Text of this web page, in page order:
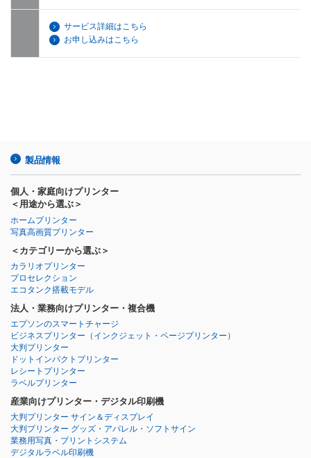
サービス詳細はこちら
お申し込みはこちら
製品情報
個人・家庭向けプリンター
＜用途から選ぶ＞
ホームプリンター
写真高画質プリンター
＜カテゴリーから選ぶ＞
カラリオプリンター
プロセレクション
エコタンク搭載モデル
法人・業務向けプリンター・複合機
エプソンのスマートチャージ
ビジネスプリンター （インクジェット・ページプリンター）
大判プリンター
ドットインパクトプリンター
レシートプリンター
ラベルプリンター
産業向けプリンター・デジタル印刷機
大判プリンター サイン＆ディスプレイ
大判プリンター グッズ・アパレル・ソフトサイン
業務用写真・プリントシステム
デジタルラベル印刷機